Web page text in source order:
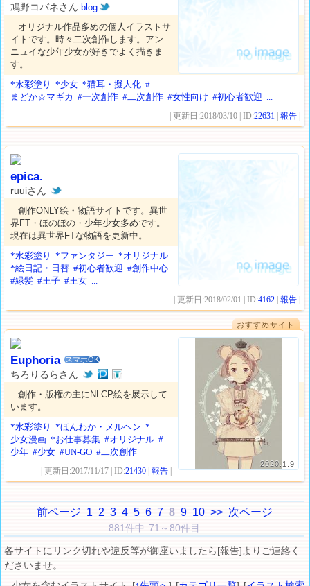
鳩野コバネさんblog
オリジナル作品多めの個人イラストサ
イトです。時々二次創作します。アン
ニュイな少年少女が好きでよく描きま
す。
*水彩塗り
*少女 *猫耳・擬人化 #
まどか☆マギカ #一次創作 #二次創作 #女性向け #初心者歓迎 ...
| 更新日:2018/03/10 | ID:22631 |報告
epica.
ruuiさん
創作ONLY絵・物語サイトです。異世
界FT・ほのぼの・少年少女多めです。
現在は異世界FTな物語を更新中。
*水彩塗り
*ファンタジー *オリジナル
*絵日記・日替 #初心者歓迎 #創作中心
#緑髪 #王子 #王女 ...
| 更新日:2018/02/01 | ID:4162 |報告
おすすめサイト
2020.1.9
Euphoria スマホOK
ちろりるらさん
創作・版権の主にNLCP絵を展示して
います。
*水彩塗り
*ほんわか・メルヘン *
少女漫画 *お仕事募集 #オリジナル #
少年 #少女 #UN-GO #二次創作
| 更新日:2017/11/17 | ID:21430 |報告
前ページ 1 2 3 4 5 6 7 8 9 10 >> 次ページ
881件中 71～80件目
各サイトにリンク切れや違反等が御座いましたら[報告]よりご連絡く
ださいませ。